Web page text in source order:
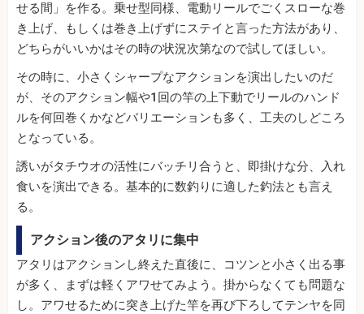
せる間」を作る。乗せ型同様、電動リールでごくスローな巻
き上げ、もしくは巻き上げずにステイと言った方法があり、
どちらがいいかはその時の状況次第なので試してほしい。
その時に、小さくシャープなアクションを演出したいのだ
が、そのアクション幅や1回の竿の上下動でリールのハンド
ルを何回巻くかなどバリエーションも多く、工夫のしどころ
となっている。
誘いがタチウオの活性にバッチリ合うと、即掛けな分、入れ
食いを演出できる。基本的に数釣りに適した釣法とも言え
る。
アクション後のアタリに集中
アタリはアクションし終えた直後に、コツンと小さく出る事
が多く、まずは軽くアワせてみよう。掛からなくても問題な
し。アワせるために突き上げた竿を再び下ろしてテンヤを同